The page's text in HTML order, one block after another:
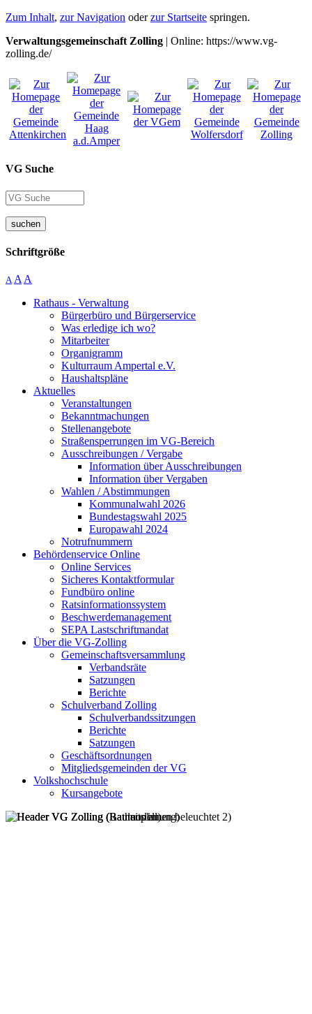
Zum Inhalt, zur Navigation oderzur Startseite springen.
Verwaltungsgemeinschaft Zolling | Online: https://www.vg-
zolling.de/
VG Suche
suchen
Schriftgröße
A A A
Rathaus - Verwaltung
Bürgerbüro und Bürgerservice
Was erledige ich wo?
Mitarbeiter
Organigramm
Kulturraum Ampertal e.V.
Haushaltspläne
Aktuelles
Veranstaltungen
Bekanntmachungen
Stellenangebote
Straßensperrungen im VG-Bereich
Ausschreibungen / Vergabe
Information über Ausschreibungen
Information über Vergaben
Wahlen / Abstimmungen
Kommunalwahl 2026
Bundestagswahl 2025
Europawahl 2024
Notrufnummern
Behördenservice Online
Online Services
Sicheres Kontaktformular
Fundbüro online
Ratsinformationssystem
Beschwerdemanagement
SEPA Lastschriftmandat
Über die VG-Zolling
Gemeinschaftsversammlung
Verbandsräte
Satzungen
Berichte
Schulverband Zolling
Schulverbandssitzungen
Berichte
Satzungen
Geschäftsordnungen
Mitgliedsgemeinden der VG
Volkshochschule
Kursangebote